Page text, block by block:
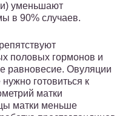
уменьшают
в 90% случаев.
половых гормонов и
равновесие. Овуляции
готовиться к
матки
матки меньше